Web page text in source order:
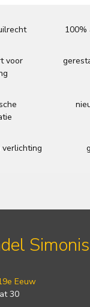
100%
voor
Eeuw
30